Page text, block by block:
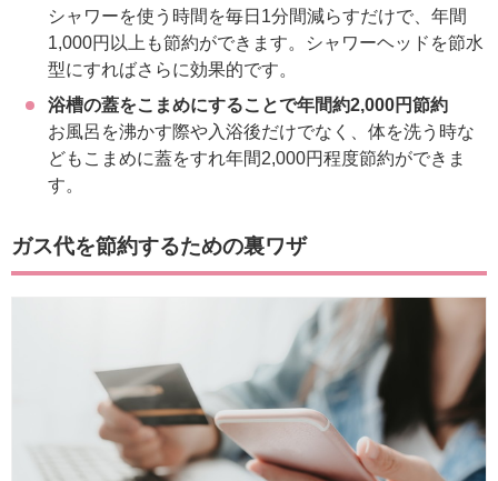
シャワーを使う時間を毎日1分間減らすだけで、年間
1,000円以上も節約ができます。シャワーヘッドを節水
型にすればさらに効果的です。
浴槽の蓋をこまめにすることで年間約2,000円節約
お風呂を沸かす際や入浴後だけでなく、体を洗う時な
どもこまめに蓋をすれ年間2,000円程度節約ができま
す。
ガス代を節約するための裏ワザ